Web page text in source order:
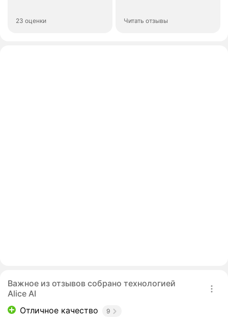
23 оценки Читать отзывы
Важное из отзывов собрано технологией
Alice AI
Отличное качество
9